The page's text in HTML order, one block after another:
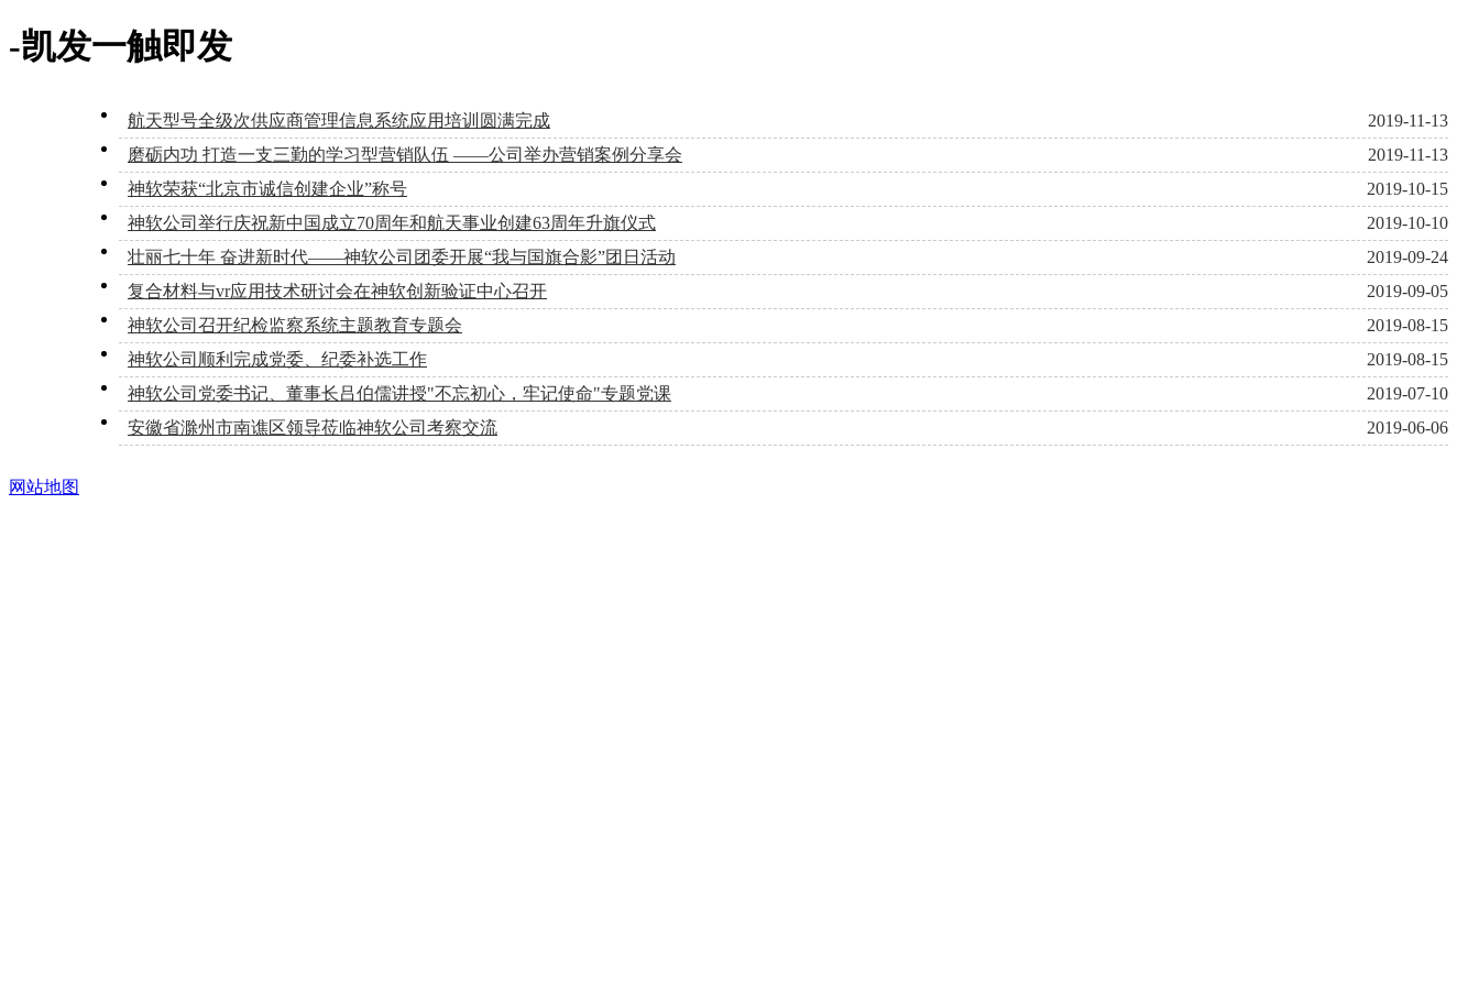
-凯发一触即发
航天型号全级次供应商管理信息系统应用培训圆满完成
2019-11-13
磨砺内功 打造一支三勤的学习型营销队伍 ——公司举办营销案例分享会
2019-11-13
神软荣获“北京市诚信创建企业”称号
2019-10-15
神软公司举行庆祝新中国成立70周年和航天事业创建63周年升旗仪式
2019-10-10
壮丽七十年 奋进新时代——神软公司团委开展“我与国旗合影”团日活动
2019-09-24
复合材料与vr应用技术研讨会在神软创新验证中心召开
2019-09-05
神软公司召开纪检监察系统主题教育专题会
2019-08-15
神软公司顺利完成党委、纪委补选工作
2019-08-15
神软公司党委书记、董事长吕伯儒讲授"不忘初心，牢记使命"专题党课
2019-07-10
安徽省滁州市南谯区领导莅临神软公司考察交流
2019-06-06
网站地图